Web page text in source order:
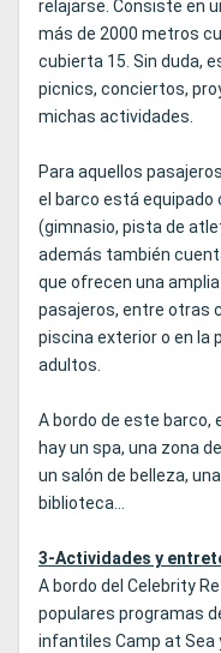
relajarse. Consiste en
más de 2000 metros
cubierta 15. Sin duda,
picnics, conciertos,
michas actividades.
Para aquellos
el barco está
(gimnasio, pista de
además también
que ofrecen una
pasajeros, entre otras
piscina exterior o en la
adultos.
A bordo de este
hay un spa, una zona
un salón de belleza,
biblioteca...
3-Actividades y
A bordo del Celebrity
populares programas
infantiles Camp at Sea